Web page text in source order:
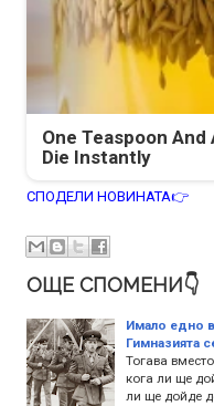
One Teaspoon
Die Instantly
СПОДЕЛИ НОВИНАТА👉
ОЩЕ СПОМЕНИ👇
Имало едно
Гимназията
Тогава
кога ли ще
ли ще дойде